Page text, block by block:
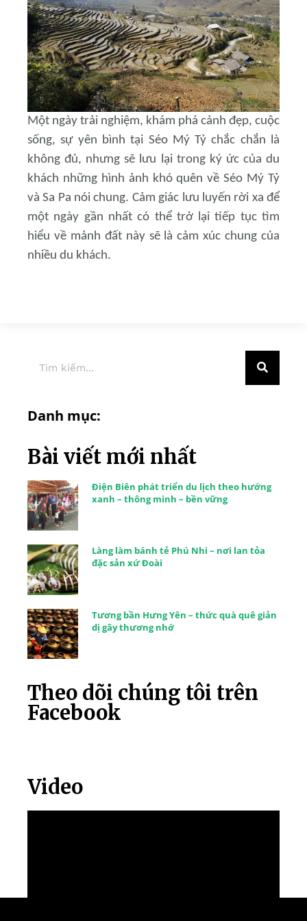
Một ngày trải nghiệm, khám phá cảnh đẹp, cuộc
sống, sự yên bìnhtại Séo Mý Tỷ chắc chắn là
không đủ, nhưng sẽ lưu lại trong ký ức của du
khách những hình ảnh khó quên về Séo Mý Tỷ
và Sa Pa nói chung. Cảm giác lưu luyến rời xa để
một ngày gần nhất có thể trở lại tiếp tục tìm
hiểu về mảnh đất này sẽ là cảm xúc chung của
nhiều du khách.
Danh mục:
Bài viết mới nhất
Điện Biên phát triển du lịch theo hướng
xanh – thông minh – bền vững
Làng làm bánh tẻ Phú Nhi – nơi lan tỏa
đặc sản xứ Đoài
Tương bần Hưng Yên – thức quà quê giản
dị gây thương nhớ
Theo dõi chúng tôi trên
Facebook
Video